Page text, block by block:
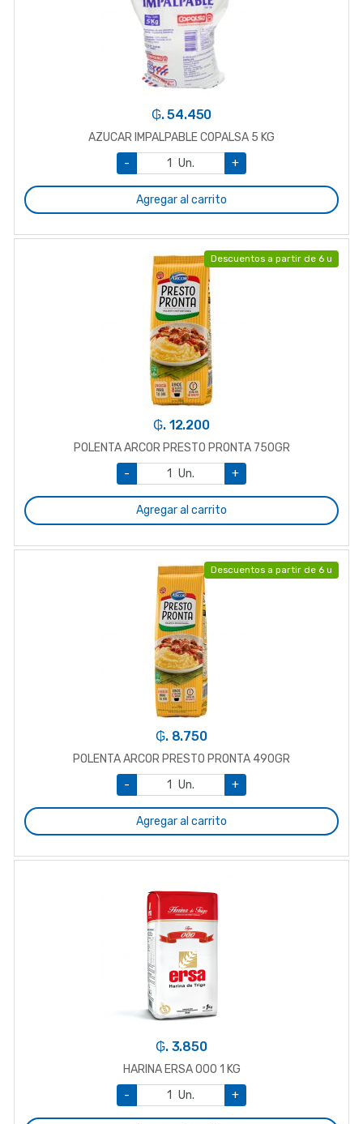
₲. 54.450
AZUCAR IMPALPABLE COPALSA 5 KG
-
Un. +
Agregar al carrito
Descuentos a partir de 6 u
₲. 12.200
POLENTA ARCOR PRESTO PRONTA 750GR
-
Un. +
Agregar al carrito
Descuentos a partir de 6 u
₲. 8.750
POLENTA ARCOR PRESTO PRONTA 490GR
-
Un. +
Agregar al carrito
₲. 3.850
HARINA ERSA 000 1 KG
-
Un. +